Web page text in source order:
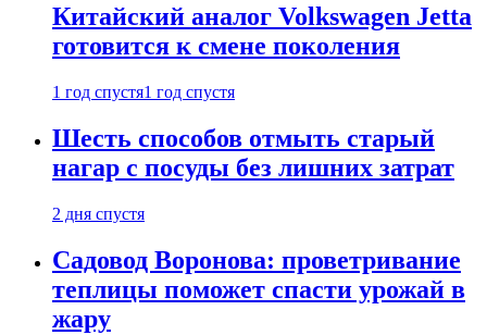
Китайский аналог Volkswagen Jetta
готовится к смене поколения
1 год спустя1 год спустя
Шесть способов отмыть старый
нагар с посуды без лишних затрат
2 дня спустя
Садовод Воронова: проветривание
теплицы поможет спасти урожай в
жару